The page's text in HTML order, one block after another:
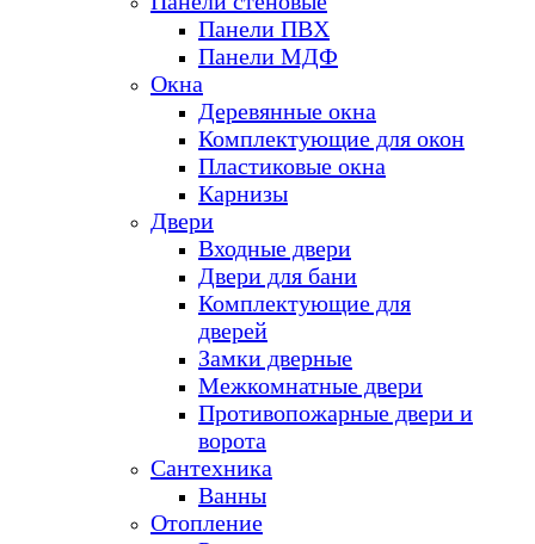
Панели ПВХ
Панели МДФ
Окна
Деревянные окна
Комплектующие для окон
Пластиковые окна
Карнизы
Двери
Входные двери
Двери для бани
Комплектующие для
дверей
Замки дверные
Межкомнатные двери
Противопожарные двери и
ворота
Сантехника
Ванны
Отопление